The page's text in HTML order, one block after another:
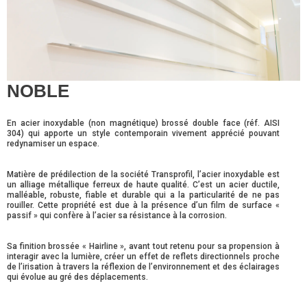
NOBLE
En acier inoxydable (non magnétique) brossé double face (réf. AISI
304) qui apporte un style contemporain vivement apprécié pouvant
redynamiser un espace.
Matière de prédilection de la société Transprofil, l’acier inoxydable est
un alliage métallique ferreux de haute qualité. C’est un acier ductile,
malléable, robuste, fiable et durable qui a la particularité de ne pas
rouiller. Cette propriété est due à la présence d’un film de surface «
passif » qui confère à l’acier sa résistance à la corrosion.
Sa finition brossée « Hairline », avant tout retenu pour sa propension à
interagir avec la lumière, créer un effet de reflets directionnels proche
de l’irisation à travers la réflexion de l’environnement et des éclairages
qui évolue au gré des déplacements.